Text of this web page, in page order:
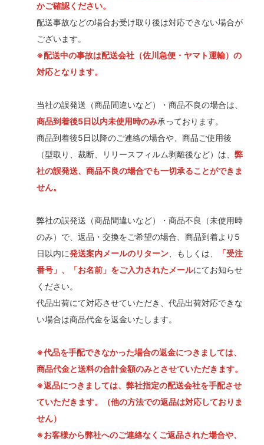
かご確認ください。
配送事故などの場合お受け取り後は対応できない場合が
ございます。
※配送中の事故は配送会社（佐川急便・ヤマト運輸）の
対応となります。
当社の誤発送（商品間違いなど）・商品不良の場合は、
商品到着後5日以内未使用時のみ承っております。
商品到着後5日以降のご連絡の場合や、商品ご使用後
（型取り、裁断、リリースフィルム剥離後など）は、 弊
社の誤発送、商品不良の場合でも一切承ることができま
せん。
弊社の誤発送（商品間違いなど）・商品不良（未使用時
のみ）で、返品・交換をご希望の場合、商品到着より5
日以内に発送案内メールのリターン、もしくは、
「受注
番号」、「お名前」をご入力されたメールにてお知らせ
ください。
代品出荷にて対応させていただき、代品出荷対応できな
い場合は商品代金を返金いたします。
※代品を手配できなかった場合の返金につきましては、
商品代金と送料の合計金額のみとさせていただきます。
※返品につきましては、弊社指定の配送会社を手配させ
ていただきます。（他の方法での返品は対応しておりま
せん）
※お客様から弊社へのご連絡なくご返品された場合や、